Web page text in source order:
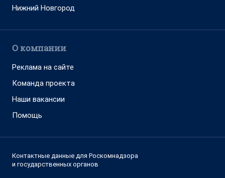
Нижний Новгород
О компании
Реклама на сайте
Команда проекта
Наши вакансии
Помощь
Контактные данные для Роскомнадзора
и государственных органов